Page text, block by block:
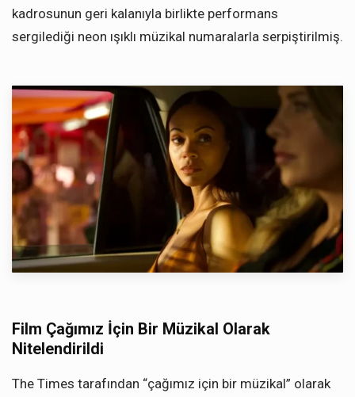
kadrosunun geri kalanıyla birlikte performans
sergilediği neon ışıklı müzikal numaralarla serpiştirilmiş.
Film Çağımız İçin Bir Müzikal Olarak
Nitelendirildi
The Times tarafından “çağımız için bir müzikal” olarak